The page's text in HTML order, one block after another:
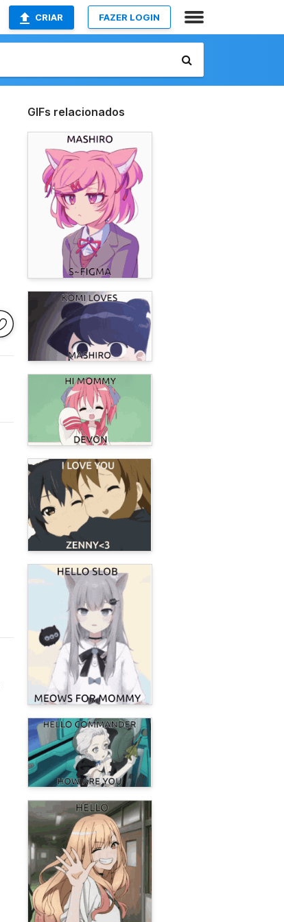
CRIAR FAZER LOGIN
GIFs relacionados